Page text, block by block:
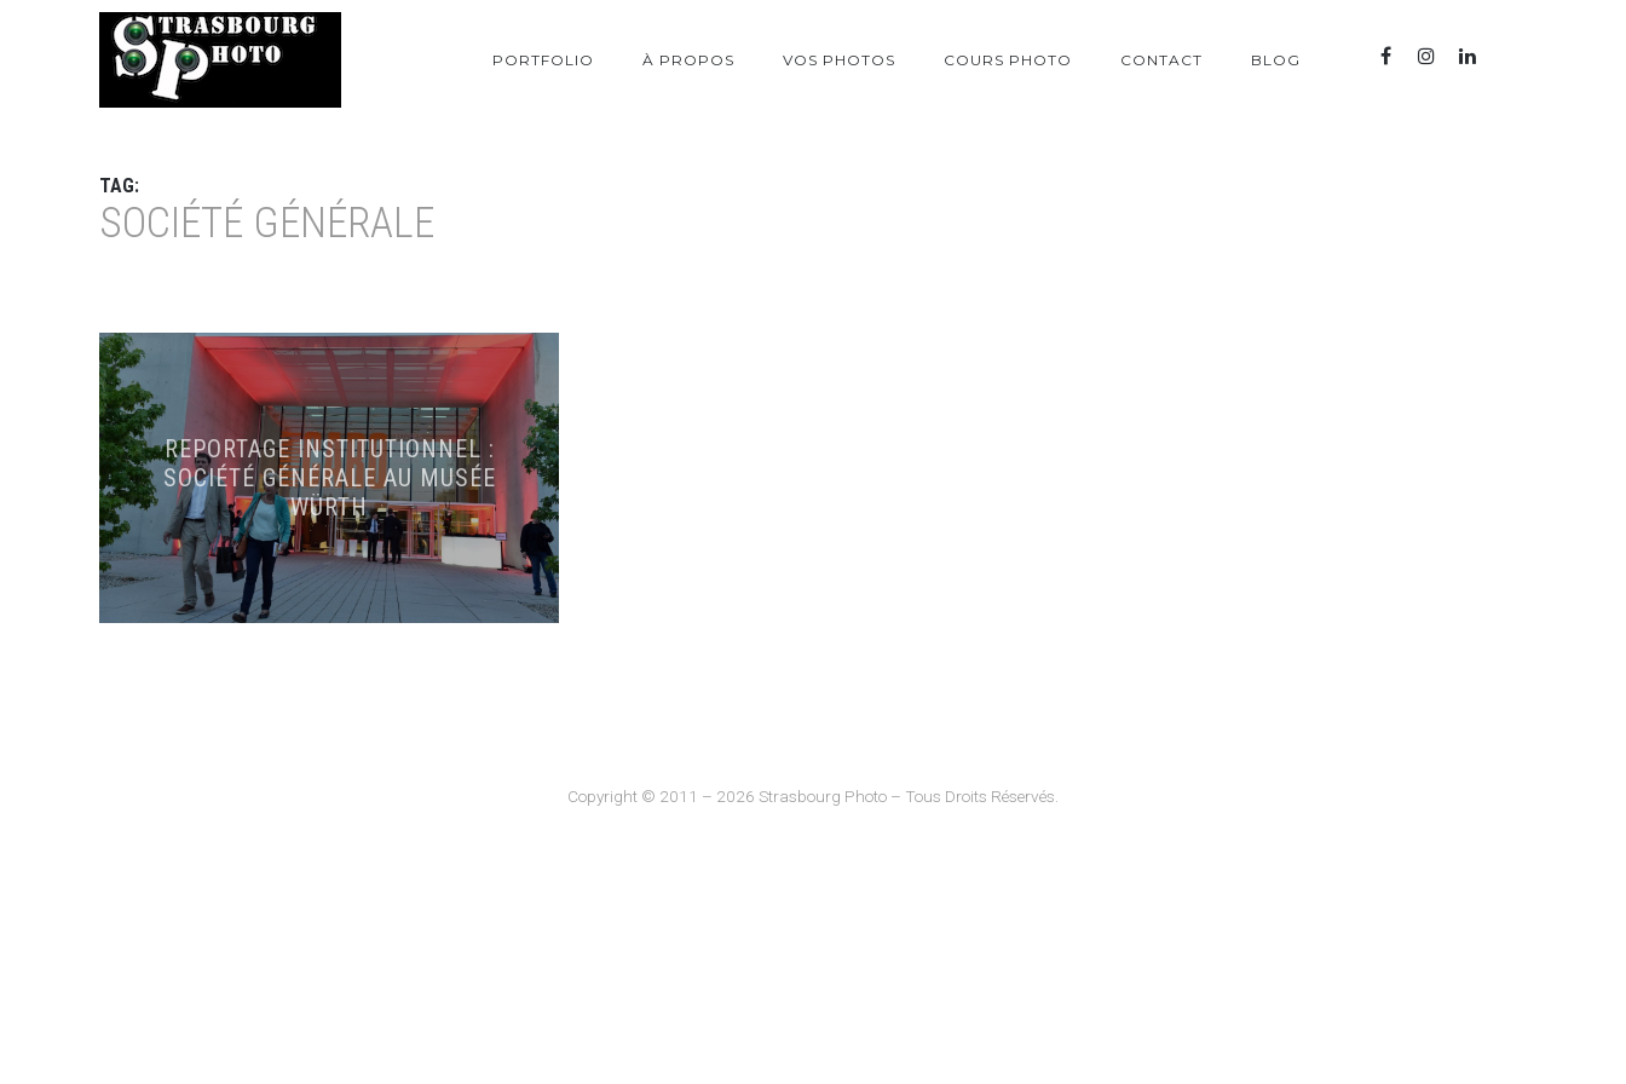
PORTFOLIO À PROPOS VOS PHOTOS COURS PHOTO CONTACT BLOG
TAG:
SOCIÉTÉ GÉNÉRALE
REPORTAGE INSTITUTIONNEL :
SOCIÉTÉ GÉNÉRALE AU MUSÉE
WÜRTH
Copyright © 2011 – 2026 Strasbourg Photo – Tous Droits Réservés.